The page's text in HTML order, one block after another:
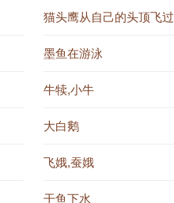
猫头鹰从自己的头顶飞过
墨鱼在游泳
牛犊,小牛
大白鹅
飞娥,蚕娥
干鱼下水